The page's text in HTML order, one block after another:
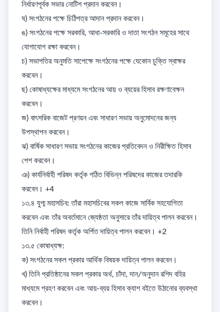
নির্ধারণপূর্বক সভার নোটিশ প্রদান করবেন।
ঘ) সংগঠনের পক্ষে চিঠিপত্র আদান প্রদান করবেন।
ঙ) সংগঠনের পক্ষে সরকারি, আধা-সরকারি ও দাতা সংগঠন সমূহের সাথে
যোগাযোগ রক্ষা করবেন।
চ) সভাপতির অনুমতি সাপেক্ষে সংগঠনের পক্ষে যেকোন চুক্তি স্বাক্ষর
করবেন।
ছ) কোষাধ্যক্ষের মাধ্যমে সংগঠনের আয় ও ব্যয়ের হিসাব রক্ষণাবেক্ষন
করবেন।
জ) বাৎসরিক বাজেট প্রণয়ন এবং সাধারণ সভায় অনুমোদনের জন্য
উপস্থাপন করবেন।
ঝ) বার্ষিক সাধারণ সভায় সংগঠনের কাজের প্রতিবেদন ও নিরীক্ষিত হিসাব
পেশ করবেন।
ঞ) কার্যনির্বাহী পরিষদ কর্তৃক গঠিত বিভিন্ন পরিষদের কাজের তদারকি
করবেন। +4
১৩.৪ যুগ্ম মহাসচিব: তাঁরা মহাসচিবের সকল কাজে সার্বিক সহযোগিতা
করবেন এবং তাঁর অবর্তমানে জ্যেষ্ঠতা অনুসারে তাঁর দায়িত্ব পালন করবেন।
তিনি নির্বাহী পরিষদ কর্তৃক অর্পিত দায়িত্ব পালন করবেন। +2
১৩.৫ কোষাধ্যক্ষ:
ক) সংগঠনের সকল প্রকার আর্থিক বিষয়ক দায়িত্ব পালন করবেন।
খ) তিনি প্রতিষ্ঠানের সকল প্রকার অর্থ, চাঁদা, দান/অনুদান রশিদ বহির
মাধ্যমে গ্রহণ করবেন এবং আয়-ব্যয় হিসাব ক্যাশ বইতে উঠানোর ব্যবস্থা
করবেন।